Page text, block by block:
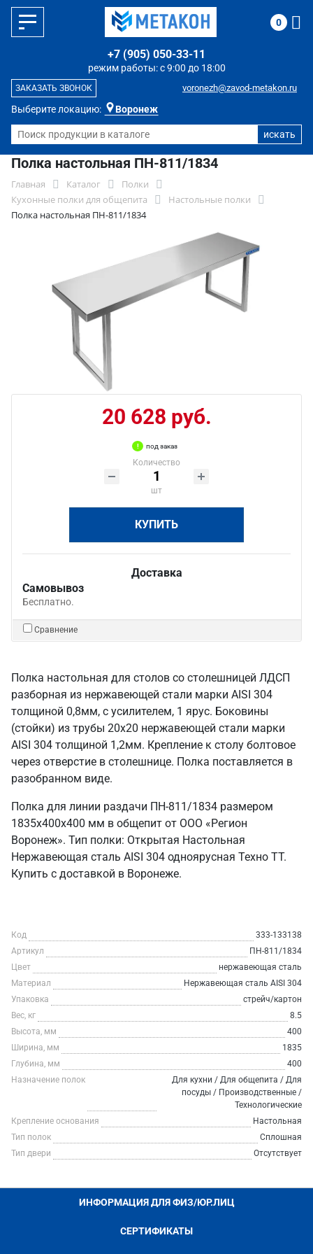
Выберите локацию: Воронеж
режим работы: с 9:00 до 18:00
+7 (905) 050-33-11
voronezh@zavod-metakon.ru
ЗАКАЗАТЬ ЗВОНОК
0
Полка настольная ПН-811/1834
Главная Каталог
Полки
Кухонные полки для общепита
Настольные полки
Полка настольная ПН-811/1834
20 628 руб.
под заказ
Количество
шт
КУПИТЬ
Доставка
Самовывоз
Бесплатно.
Сравнение
Полка настольная для столов со столешницей ЛДСП
разборная из нержавеющей стали марки AISI 304
толщиной 0,8мм, с усилителем, 1 ярус. Боковины
(стойки) из трубы 20х20 нержавеющей стали марки
AISI 304 толщиной 1,2мм. Крепление к столу болтовое
через отверстие в столешнице. Полка поставляется в
разобранном виде.
Полка для линии раздачи ПН-811/1834 размером
1835х400х400 мм в общепит от ООО «Регион
Воронеж». Тип полки: Открытая Настольная
Нержавеющая сталь AISI 304 одноярусная Техно ТТ.
Купить с доставкой в Воронеже.
Код
333-133138
Артикул
ПН-811/1834
Цвет
нержавеющая сталь
Материал
Нержавеющая сталь AISI 304
Упаковка
стрейч/картон
Вес, кг
8.5
Высота, мм
400
Ширина, мм
1835
Глубина, мм
400
Назначение полок
Для кухни / Для общепита / Для
посуды / Производственные /
Технологические
Крепление основания
Настольная
Тип полок
Сплошная
Тип двери
Отсутствует
ИНФОРМАЦИЯ ДЛЯ ФИЗ/ЮР.ЛИЦ
СЕРТИФИКАТЫ